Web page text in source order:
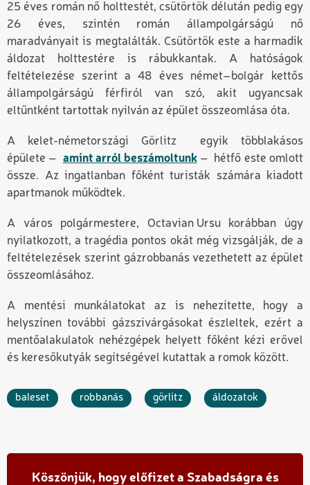
25 éves román nő holttestét, csütörtök délután pedig egy
26 éves, szintén román állampolgárságú nő
maradványait is megtalálták. Csütörtök este a harmadik
áldozat holttestére is rábukkantak. A hatóságok
feltételezése szerint a 48 éves német–bolgár kettős
állampolgárságú férfiról van szó, akit ugyancsak
eltűntként tartottak nyilván az épület összeomlása óta.
A kelet-németországi Görlitz
egyik többlakásos
épülete – amint arról beszámoltunk –
hétfő este omlott
össze. Az ingatlanban főként turisták számára kiadott
apartmanok működtek.
A város polgármestere, Octavian Ursukorábban úgy
nyilatkozott, a tragédia pontos okát még vizsgálják, de a
feltételezések szerint gázrobbanás vezethetett az épület
összeomlásához.
A mentési munkálatokat az is nehezítette, hogy a
helyszínen további gázszivárgásokat észleltek, ezért a
mentőalakulatok nehézgépek helyett főként kézi erővel
és keresőkutyák segítségével kutattak a romok között.
baleset robbanás görlitz áldozatok
Köszönjük, hogy előfizet a Szabadságra és